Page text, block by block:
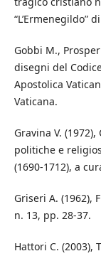
“L’Ermenegildo”
Gobbi M.,
disegni del
Apostolica
Vaticana.
Gravina V.
politiche e
(1690-1712), a
Griseri A. (1962),
n. 13, pp. 28-37.
Hattori C. (2003),